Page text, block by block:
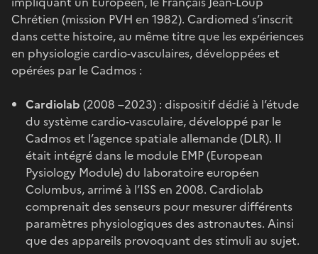
Chrétien (mission PVH en 1982). Cardiomed s’inscrit
dans cette histoire, au même titre que les expériences
en physiologie cardio-vasculaires, développées et
opérées par le Cadmos :
Cardiolab (2008 –2023) : dispositif dédié à l’étude
du système cardio-vasculaire, développé par le
Cadmos et l’agence spatiale allemande (DLR). Il
était intégré dans le module EMP (European
Pysiology Module) du laboratoire européen
Columbus, arrimé à l’ISS en 2008. Cardiolab
comprenait des senseurs pour mesurer différents
paramètres physiologiques des astronautes. Ainsi
que des appareils provoquant des stimuli au sujet.